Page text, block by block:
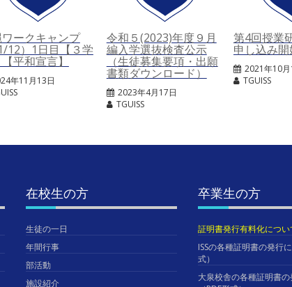
ークキャンプ
12）1日目【３学
平和宣言】
年11月13日
令和５(2023)年度９月
編入学選抜検査公示
（生徒募集要項・出願
書類ダウンロード）
2023年4月17日
TGUISS
第4回授業
申し込み開
2021年10月
TGUISS
在校生の方
生徒の一日
年間行事
部活動
施設紹介
卒業生の方
証明書発行有料化につい
ISSの各種証明書の発行
式）
大泉校舎の各種証明書